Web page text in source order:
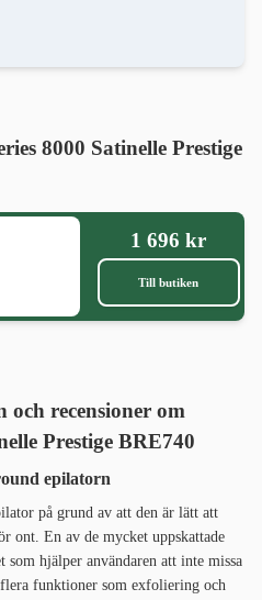
8000 Satinelle Prestige
1 696 kr
Till butiken
och recensioner om
Prestige BRE740
epilatorn
på grund av att den är lätt att
ont. En av de mycket uppskattade
hjälper användaren att inte missa
funktioner som exfoliering och